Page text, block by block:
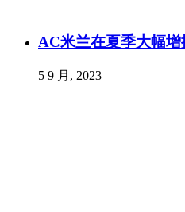
AC米兰在夏季大幅
5 9 月, 2023